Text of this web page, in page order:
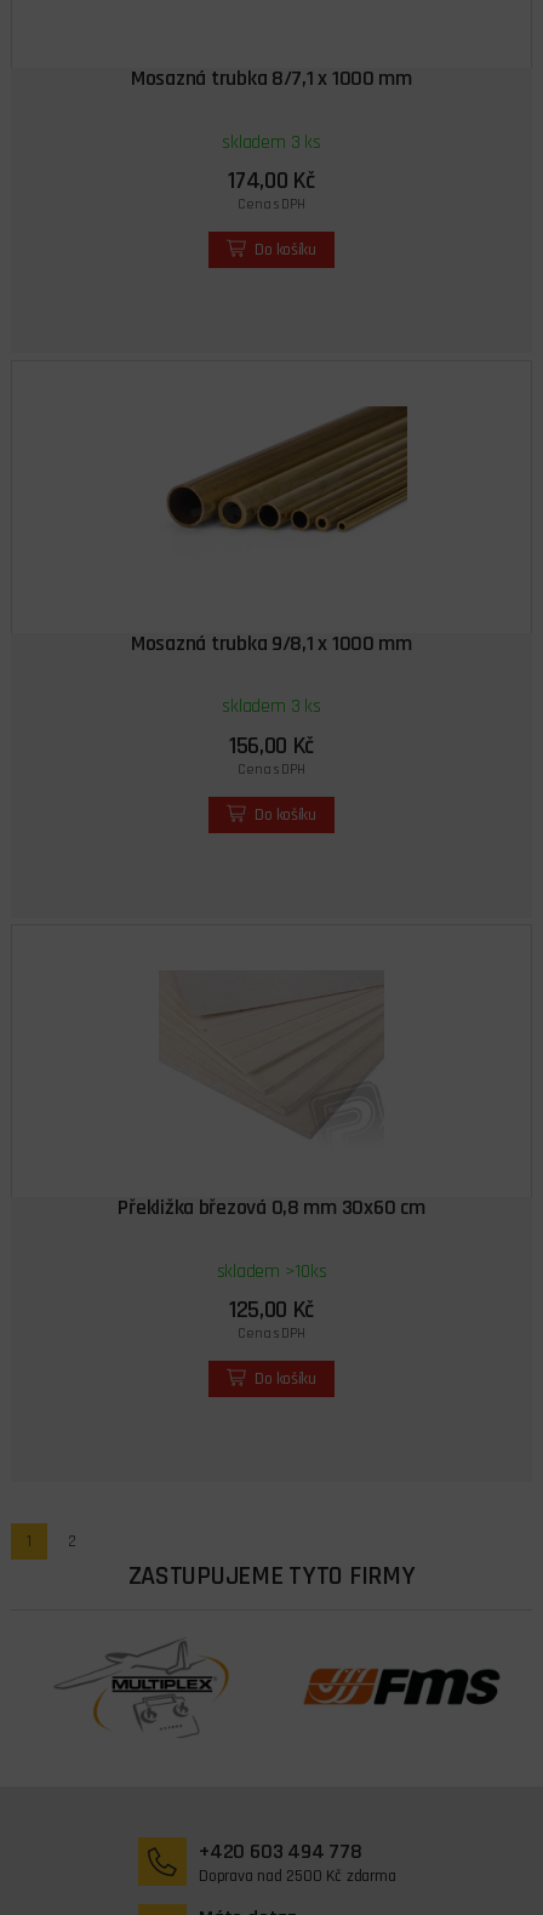
Mosazná trubka 8/7,1 x 1000 mm
skladem 3 ks
174,00 Kč
Cena s DPH
Do košíku
Mosazná trubka 9/8,1 x 1000 mm
skladem 3 ks
156,00 Kč
Cena s DPH
Do košíku
Překližka březová 0,8 mm 30x60 cm
skladem >10ks
125,00 Kč
Cena s DPH
Do košíku
1 2
ZASTUPUJEME TYTO FIRMY
+420 603 494 778
Doprava nad 2500 Kč zdarma